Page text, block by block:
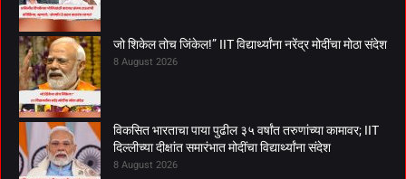
जो शिकेल तोच जिंकेल!” IIT विद्यार्थ्यांना नरेंद्र मोदींचा मोठा संदेश
8 August 2026
विकसित भारताचा पाया पुढील ३५ वर्षांत तरुणांच्या कामावर; IIT
दिल्लीच्या दीक्षांत समारंभात मोदींचा विद्यार्थ्यांना संदेश
8 August 2026